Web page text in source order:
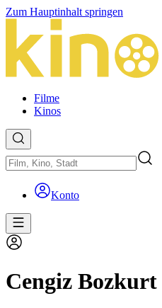
Zum Hauptinhalt springen
Filme
Kinos
Konto
Cengiz Bozkurt